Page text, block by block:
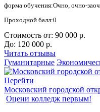
форма обучения:Очно, очно-
Проходной балл:0
Стоимость от: 90 000 р.
До: 120 000 р.
Читать отзывы
Гуманитарные
Перейти
Московский городской
Оцени колледж первым!